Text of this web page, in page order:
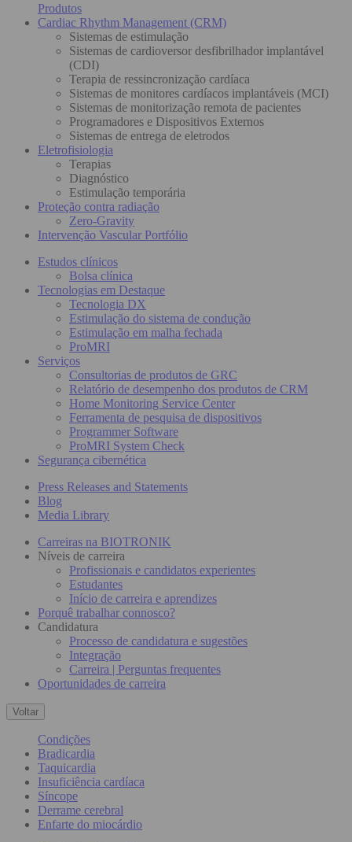
Produtos
Cardiac Rhythm Management (CRM)
Sistemas de estimulação
Sistemas de cardioversor desfibrilhador implantável
(CDI)
Terapia de ressincronização cardíaca
Sistemas de monitores cardíacos implantáveis (MCI)
Sistemas de monitorização remota de pacientes
Programadores e Dispositivos Externos
Sistemas de entrega de eletrodos
Eletrofisiologia
Terapias
Diagnóstico
Estimulação temporária
Proteção contra radiação
Zero-Gravity
Intervenção Vascular Portfólio
Estudos clínicos
Bolsa clínica
Tecnologias em Destaque
Tecnologia DX
Estimulação do sistema de condução
Estimulação em malha fechada
ProMRI
Serviços
Consultorias de produtos de GRC
Relatório de desempenho dos produtos de CRM
Home Monitoring Service Center
Ferramenta de pesquisa de dispositivos
Programmer Software
ProMRI System Check
Segurança cibernética
Press Releases and Statements
Blog
Media Library
Carreiras na BIOTRONIK
Níveis de carreira
Profissionais e candidatos experientes
Estudantes
Início de carreira e aprendizes
Porquê trabalhar connosco?
Candidatura
Processo de candidatura e sugestões
Integração
Carreira | Perguntas frequentes
Oportunidades de carreira
Voltar
Condições
Bradicardia
Taquicardia
Insuficiência cardíaca
Síncope
Derrame cerebral
Enfarte do miocárdio